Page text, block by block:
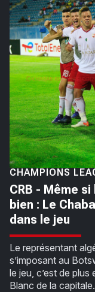
CHAMPIONS
CRB - Même
bien : Le
dans le jeu
Le représentant
s’imposant au
le jeu, c’est de
Blanc de la